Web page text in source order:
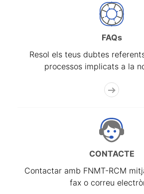
FAQs
Resol els teus dubtes
processos implicats a la
CONTACTE
Contactar amb FNMT-RCM
fax o correu